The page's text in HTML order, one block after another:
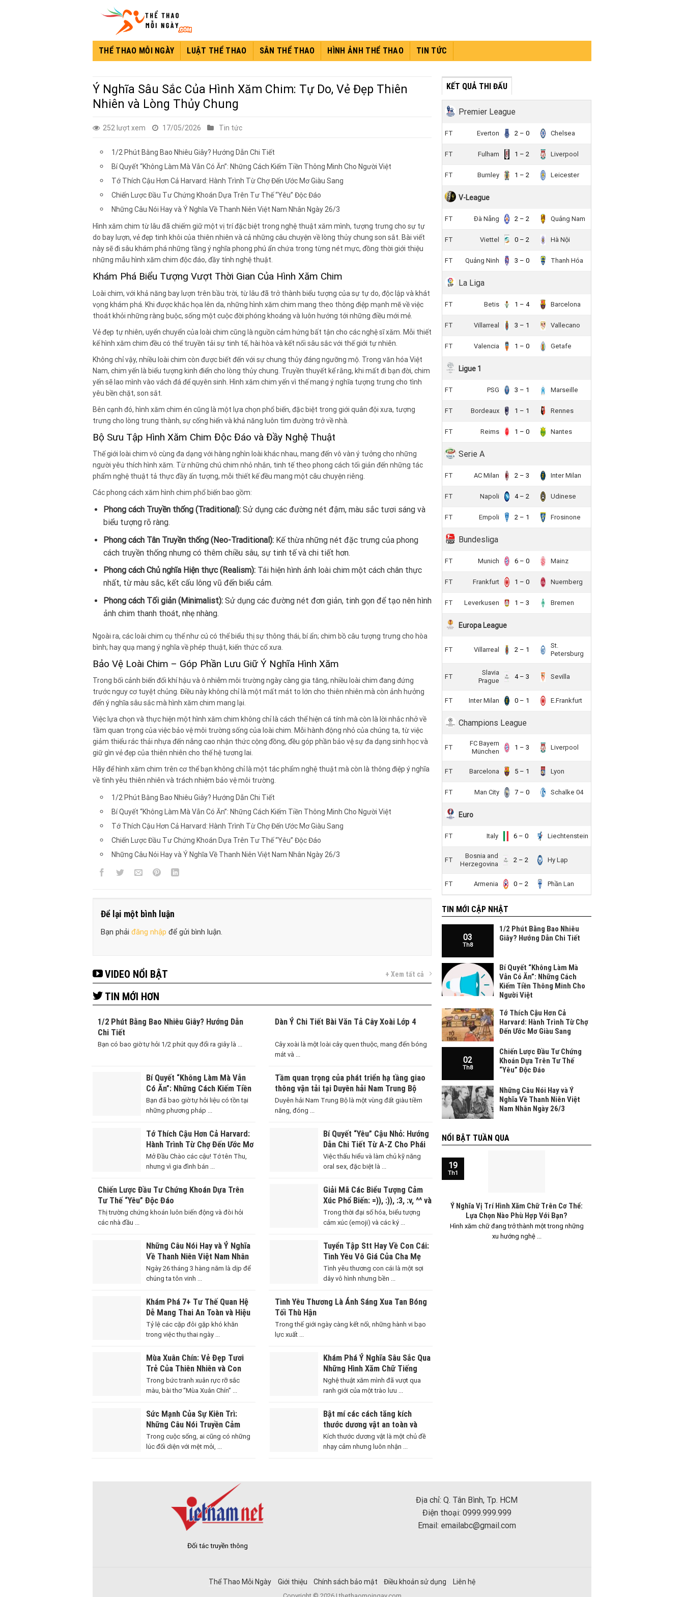
content
THỂ THAO MỖI NGÀY
LUẬT THỂ THAO SÂN THỂ THAO HÌNH ẢNH THỂ THAO TIN TỨC
Ý Nghĩa Sâu Sắc Của Hình Xăm Chim: Tự Do, Vẻ Đẹp Thiên
Nhiên và Lòng Thủy Chung
252 lượt xem 17/05/2026 Tin tức
1/2 Phút Bằng Bao Nhiêu Giây? Hướng Dẫn Chi Tiết
Bí Quyết “Không Làm Mà Vẫn Có Ăn”: Những Cách Kiếm Tiền Thông Minh Cho Người Việt
Tớ Thích Cậu Hơn Cả Harvard: Hành Trình Từ Chợ Đến Ước Mơ Giàu Sang
Chiến Lược Đầu Tư Chứng Khoán Dựa Trên Tư Thế “Yêu” Độc Đáo
Những Câu Nói Hay và Ý Nghĩa Về Thanh Niên Việt Nam Nhân Ngày 26/3
Hình xăm chim từ lâu đã chiếm giữ một vị trí đặc biệt trong nghệ thuật xăm mình, tượng trưng cho sự tự
do bay lượn, vẻ đẹp tinh khôi của thiên nhiên và cả những câu chuyện về lòng thủy chung son sắt. Bài viết
này sẽ đi sâu khám phá những tầng ý nghĩa phong phú ẩn chứa trong từng nét mực, đồng thời giới thiệu
những mẫu hình xăm chim độc đáo, đầy tính nghệ thuật.
Khám Phá Biểu Tượng Vượt Thời Gian Của Hình Xăm Chim
Loài chim, với khả năng bay lượn trên bầu trời, từ lâu đã trở thành biểu tượng của sự tự do, độc lập và khát
vọng khám phá. Khi được khắc họa lên da, những hình xăm chim mang theo thông điệp mạnh mẽ về việc
thoát khỏi những ràng buộc, sống một cuộc đời phóng khoáng và luôn hướng tới những điều mới mẻ.
Vẻ đẹp tự nhiên, uyển chuyển của loài chim cũng là nguồn cảm hứng bất tận cho các nghệ sĩ xăm. Mỗi thiết
kế hình xăm chim đều có thể truyền tải sự tinh tế, hài hòa và kết nối sâu sắc với thế giới tự nhiên.
Không chỉ vậy, nhiều loài chim còn được biết đến với sự chung thủy đáng ngưỡng mộ. Trong văn hóa Việt
Nam, chim yến là biểu tượng kinh điển cho lòng thủy chung. Truyền thuyết kể rằng, khi mất đi bạn đời, chim
yến sẽ lao mình vào vách đá để quyên sinh. Hình xăm chim yến vì thế mang ý nghĩa tượng trưng cho tình
yêu bền chặt, son sắt.
Bên cạnh đó, hình xăm chim én cũng là một lựa chọn phổ biến, đặc biệt trong giới quân đội xưa, tượng
trưng cho lòng trung thành, sự cống hiến và khả năng luôn tìm đường trở về nhà.
Bộ Sưu Tập Hình Xăm Chim Độc Đáo và Đầy Nghệ Thuật
Thế giới loài chim vô cùng đa dạng với hàng nghìn loài khác nhau, mang đến vô vàn ý tưởng cho những
người yêu thích hình xăm. Từ những chú chim nhỏ nhắn, tinh tế theo phong cách tối giản đến những tác
phẩm nghệ thuật tả thực đầy ấn tượng, mỗi thiết kế đều mang một câu chuyện riêng.
Các phong cách xăm hình chim phổ biến bao gồm:
Phong cách Truyền thống (Traditional):Sử dụng các đường nét đậm, màu sắc tươi sáng và
biểu tượng rõ ràng.
Phong cách Tân Truyền thống (Neo-Traditional):Kế thừa những nét đặc trưng của phong
cách truyền thống nhưng có thêm chiều sâu, sự tinh tế và chi tiết hơn.
Phong cách Chủ nghĩa Hiện thực (Realism):Tái hiện hình ảnh loài chim một cách chân thực
nhất, từ màu sắc, kết cấu lông vũ đến biểu cảm.
Phong cách Tối giản (Minimalist):Sử dụng các đường nét đơn giản, tinh gọn để tạo nên hình
ảnh chim thanh thoát, nhẹ nhàng.
Ngoài ra, các loài chim cụ thể như cú có thể biểu thị sự thông thái, bí ẩn; chim bồ câu tượng trưng cho hòa
bình; hay quạ mang ý nghĩa về phép thuật, kiến thức cổ xưa.
Bảo Vệ Loài Chim – Góp Phần Lưu Giữ Ý Nghĩa Hình Xăm
Trong bối cảnh biến đổi khí hậu và ô nhiễm môi trường ngày càng gia tăng, nhiều loài chim đang đứng
trước nguy cơ tuyệt chủng. Điều này không chỉ là một mất mát to lớn cho thiên nhiên mà còn ảnh hưởng
đến ý nghĩa sâu sắc mà hình xăm chim mang lại.
Việc lựa chọn và thực hiện một hình xăm chim không chỉ là cách thể hiện cá tính mà còn là lời nhắc nhở về
tầm quan trọng của việc bảo vệ môi trường sống của loài chim. Mỗi hành động nhỏ của chúng ta, từ việc
giảm thiểu rác thải nhựa đến nâng cao nhận thức cộng đồng, đều góp phần bảo vệ sự đa dạng sinh học và
giữ gìn vẻ đẹp của thiên nhiên cho thế hệ tương lai.
Hãy để hình xăm chim trên cơ thể bạn không chỉ là một tác phẩm nghệ thuật mà còn là thông điệp ý nghĩa
về tình yêu thiên nhiên và trách nhiệm bảo vệ môi trường.
1/2 Phút Bằng Bao Nhiêu Giây? Hướng Dẫn Chi Tiết
Bí Quyết “Không Làm Mà Vẫn Có Ăn”: Những Cách Kiếm Tiền Thông Minh Cho Người Việt
Tớ Thích Cậu Hơn Cả Harvard: Hành Trình Từ Chợ Đến Ước Mơ Giàu Sang
Chiến Lược Đầu Tư Chứng Khoán Dựa Trên Tư Thế “Yêu” Độc Đáo
Những Câu Nói Hay và Ý Nghĩa Về Thanh Niên Việt Nam Nhân Ngày 26/3
Để lại một bình luận
Bạn phải đăng nhập để gửi bình luận.
VIDEO NỔI BẬT + Xem tất cả
TIN MỚI HƠN
1/2 Phút Bằng Bao Nhiêu Giây? Hướng Dẫn
Chi Tiết
Bạn có bao giờ tự hỏi 1/2 phút quy đổi ra giây là ...
Bí Quyết “Không Làm Mà Vẫn
Có Ăn”: Những Cách Kiếm Tiền
Thông Minh Cho Người Việt
Bạn đã bao giờ tự hỏi liệu có tồn tại
những phương pháp ...
Tớ Thích Cậu Hơn Cả Harvard:
Hành Trình Từ Chợ Đến Ước Mơ
Giàu Sang
Mở Đầu Chào các cậu! Tớ tên Thu,
nhưng vì gia đình bán ...
Chiến Lược Đầu Tư Chứng Khoán Dựa Trên
Tư Thế “Yêu” Độc Đáo
Thị trường chứng khoán luôn biến động và đòi hỏi
các nhà đầu ...
Những Câu Nói Hay và Ý Nghĩa
Về Thanh Niên Việt Nam Nhân
Ngày 26/3
Ngày 26 tháng 3 hàng năm là dịp để
chúng ta tôn vinh ...
Khám Phá 7+ Tư Thế Quan Hệ
Dễ Mang Thai An Toàn và Hiệu
Quả
Tỷ lệ các cặp đôi gặp khó khăn
trong việc thụ thai ngày ...
Mùa Xuân Chín: Vẻ Đẹp Tươi
Trẻ Của Thiên Nhiên và Con
Người Qua Lời Thơ Hàn Mặc Tử
Trong bức tranh xuân rực rỡ sắc
màu, bài thơ “Mùa Xuân Chín” ...
Sức Mạnh Của Sự Kiên Trì:
Những Câu Nói Truyền Cảm
Hứng Vượt Qua Thử Thách
Trong cuộc sống, ai cũng có những
lúc đối diện với mệt mỏi, ...
Dàn Ý Chi Tiết Bài Văn Tả Cây Xoài Lớp 4
Cây xoài là một loài cây quen thuộc, mang đến bóng
mát và ...
Tầm quan trọng của phát triển hạ tầng giao
thông vận tải tại Duyên hải Nam Trung Bộ
Duyên hải Nam Trung Bộ là một vùng đất giàu tiềm
năng, đóng ...
Bí Quyết “Yêu” Cậu Nhỏ: Hướng
Dẫn Chi Tiết Từ A-Z Cho Phái
Nữ
Việc thấu hiểu và làm chủ kỹ năng
oral sex, đặc biệt là ...
Giải Mã Các Biểu Tượng Cảm
Xúc Phổ Biến: =)), :)), :3, :v, ^^ và
Hơn Thế Nữa
Trong thời đại số hóa, biểu tượng
cảm xúc (emoji) và các ký ...
Tuyển Tập Stt Hay Về Con Cái:
Tình Yêu Vô Giá Của Cha Mẹ
Tình yêu thương con cái là một sợi
dây vô hình nhưng bền ...
Tình Yêu Thương Là Ánh Sáng Xua Tan Bóng
Tối Thù Hận
Trong thế giới ngày càng kết nối, những hành vi bạo
lực xuất ...
Khám Phá Ý Nghĩa Sâu Sắc Qua
Những Hình Xăm Chữ Tiếng
Anh Đầy Cảm Hứng
Nghệ thuật xăm mình đã vượt qua
ranh giới của một trào lưu ...
Bật mí các cách tăng kích
thước dương vật an toàn và
hiệu quả
Kích thước dương vật là một chủ đề
nhạy cảm nhưng luôn nhận ...
KẾT QUẢ THI ĐẤU
Premier League
FT Everton 2 – 0 Chelsea
FT Fulham 1 – 2 Liverpool
FT Burnley 1 – 2 Leicester
V-League
FT Đà Nẵng 2 – 2 Quảng Nam
FT Viettel 0 – 2 Hà Nội
FT Quảng Ninh 3 – 0 Thanh Hóa
La Liga
FT Betis 1 – 4 Barcelona
FT Villarreal 3 – 1 Vallecano
FT Valencia 1 – 0 Getafe
Ligue 1
FT PSG 3 – 1 Marseille
FT Bordeaux 1 – 1 Rennes
FT Reims 1 – 0 Nantes
Serie A
FT AC Milan 2 – 3 Inter Milan
FT Napoli 4 – 2 Udinese
FT Empoli 2 – 1 Frosinone
Bundesliga
FT Munich 6 – 0 Mainz
FT Frankfurt 1 – 0 Nuernberg
FT Leverkusen 1 – 3 Bremen
Europa League
FT Villarreal 2 – 1
St.
Petersburg
FT
Slavia
Prague
4 – 3 Sevilla
FT Inter Milan 0 – 1 E.Frankfurt
Champions League
FT
FC Bayern
München
1 – 3 Liverpool
FT Barcelona 5 – 1 Lyon
FT Man City 7 – 0 Schalke 04
Euro
FT Italy 6 – 0 Liechtenstein
FT
Bosnia and
Herzegovina
2 – 2 Hy Lạp
FT Armenia 0 – 2 Phần Lan
TIN MỚI CẬP NHẬT
03
Th8
1/2 Phút Bằng Bao Nhiêu
Giây? Hướng Dẫn Chi Tiết
Bí Quyết “Không Làm Mà
Vẫn Có Ăn”: Những Cách
Kiếm Tiền Thông Minh Cho
Người Việt
Tớ Thích Cậu Hơn Cả
Harvard: Hành Trình Từ Chợ
Đến Ước Mơ Giàu Sang
02
Th8
Chiến Lược Đầu Tư Chứng
Khoán Dựa Trên Tư Thế
“Yêu” Độc Đáo
Những Câu Nói Hay và Ý
Nghĩa Về Thanh Niên Việt
Nam Nhân Ngày 26/3
NỔI BẬT TUẦN QUA
Ý Nghĩa Vị Trí Hình Xăm Chữ Trên Cơ Thể:
Lựa Chọn Nào Phù Hợp Với Bạn?
Hình xăm chữ đang trở thành một trong những
xu hướng nghệ ...
19
Th1
Đối tác truyền thông
Địa chỉ: Q. Tân Bình, Tp. HCM
Điện thoại: 0999.999.999
Email: emailabc@gmail.com
Thể Thao Mỗi Ngày Giới thiệu Chính sách bảo mật Điều khoản sử dụng Liên hệ